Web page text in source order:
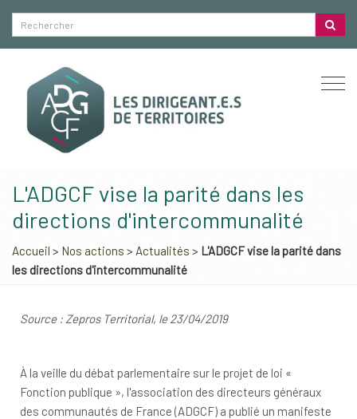
L'ADGCF vise la parité dans les
directions d'intercommunalité
Accueil > Nos actions > Actualités > L'ADGCF vise la parité dans
les directions d'intercommunalité
Source : Zepros Territorial, le 23/04/2019
À la veille du débat parlementaire sur le projet de loi «
Fonction publique », l'association des directeurs généraux
des communautés de France (ADGCF) a publié un manifeste